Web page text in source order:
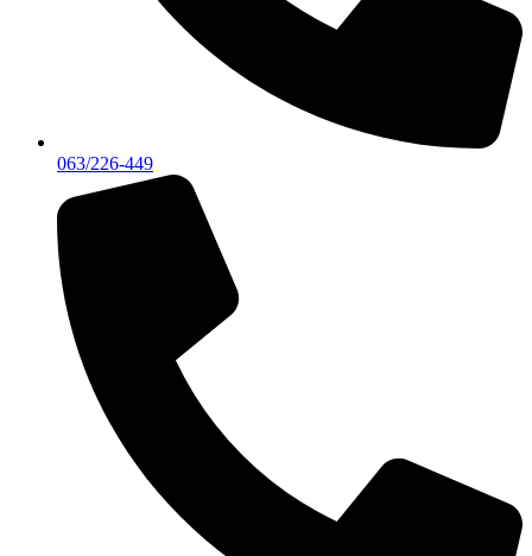
063/226-449